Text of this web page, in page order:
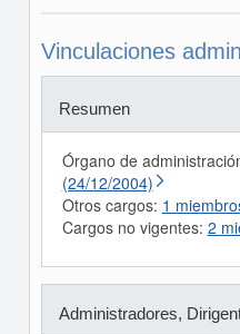
Vinculaciones
Resumen
Órgano de
(24/12/2004)
Otros cargos: 1
Cargos no vigentes: 2
Administradores,